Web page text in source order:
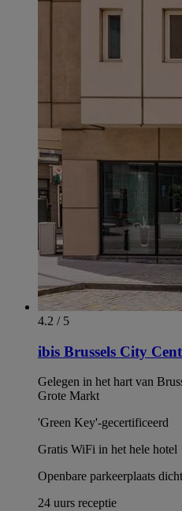
4.2 / 5
ibis Brussels City
Gelegen in het hart van
Grote Markt
'Green Key'-gecertificeerd
Gratis WiFi in het hele hotel
Openbare parkeerplaats
24 uurs receptie